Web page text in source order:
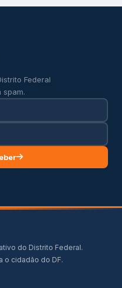
Federal
spam.
do Distrito Federal.
o cidadão do DF.